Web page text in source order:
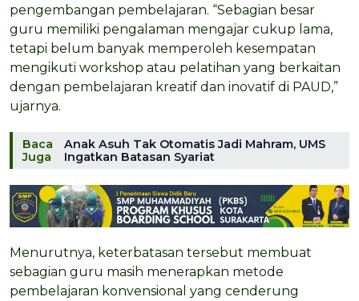
pengembangan pembelajaran. “Sebagian besar
guru memiliki pengalaman mengajar cukup lama,
tetapi belum banyak memperoleh kesempatan
mengikuti workshop atau pelatihan yang berkaitan
dengan pembelajaran kreatif dan inovatif di PAUD,”
ujarnya.
Baca
Juga
Anak Asuh Tak Otomatis Jadi Mahram, UMS
Ingatkan Batasan Syariat
Menurutnya, keterbatasan tersebut membuat
sebagian guru masih menerapkan metode
pembelajaran konvensional yang cenderung